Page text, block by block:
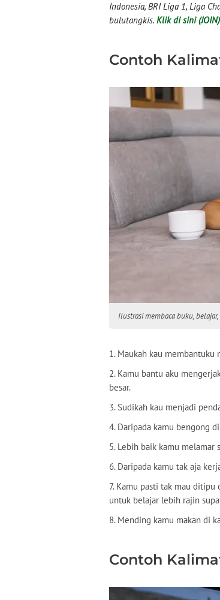
Indonesia, BRI Liga 1, Liga
bulutangkis. Klik di sini (JOIN)
Contoh
Ilustrasi membaca buku,
1. Maukah kau
2. Kamu bantu aku
besar.
3. Sudikah kau menjadi
4. Daripada kamu bengong
5. Lebih baik kamu melamar
6. Daripada kamu tak aja
7. Kamu pasti tak mau ditipu
untuk belajar lebih rajin
8. Mending kamu makan di
Contoh